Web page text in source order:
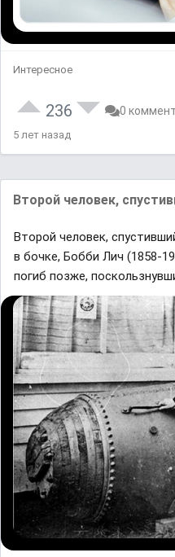
Интересное
236 0
5 лет назад
Второй человек,
Второй человек,
в бочке, Бобби Лич (1858-
погиб позже,